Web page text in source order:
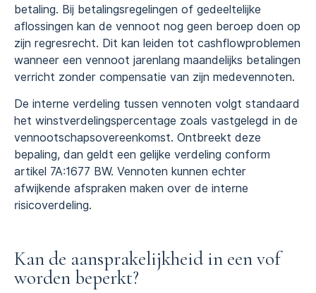
betaling. Bij betalingsregelingen of gedeeltelijke
aflossingen kan de vennoot nog geen beroep doen op
zijn regresrecht. Dit kan leiden tot cashflowproblemen
wanneer een vennoot jarenlang maandelijks betalingen
verricht zonder compensatie van zijn medevennoten.
De interne verdeling tussen vennoten volgt standaard
het winstverdelingspercentage zoals vastgelegd in de
vennootschapsovereenkomst. Ontbreekt deze
bepaling, dan geldt een gelijke verdeling conform
artikel 7A:1677 BW. Vennoten kunnen echter
afwijkende afspraken maken over de interne
risicoverdeling.
Kan de aansprakelijkheid in een vof
worden beperkt?